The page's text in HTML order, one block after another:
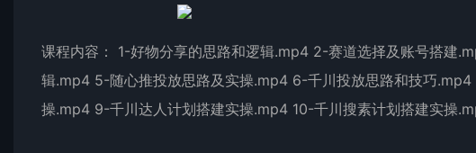
课程内容： 1-好物分享的思路和逻辑.mp4 2-赛道选择及账号搭建
辑.mp4 5-随心推投放思路及实操.mp4 6-千川投放思路和技巧
操.mp4 9-千川达人计划搭建实操.mp4 10-千川搜素计划搭建实操